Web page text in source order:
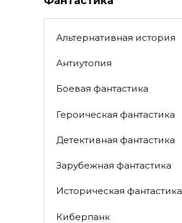
Альтернативная история
Антиутопия
Боевая фантастика
Героическая фантастика
Детективная фантастика
Зарубежная фантастика
Историческая фантастика
Киберпанк